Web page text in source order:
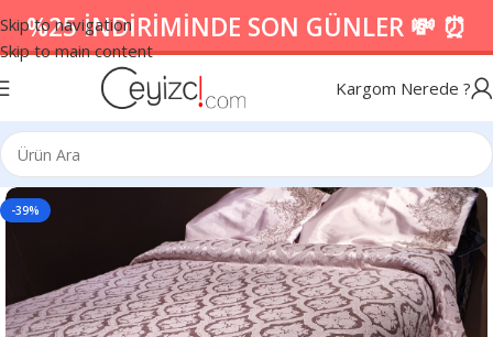
Skip to navigation
Skip to main content
%25 İNDİRİMİNDE SON GÜNLER 💸 ⏰
Kargom Nerede ?
-39%